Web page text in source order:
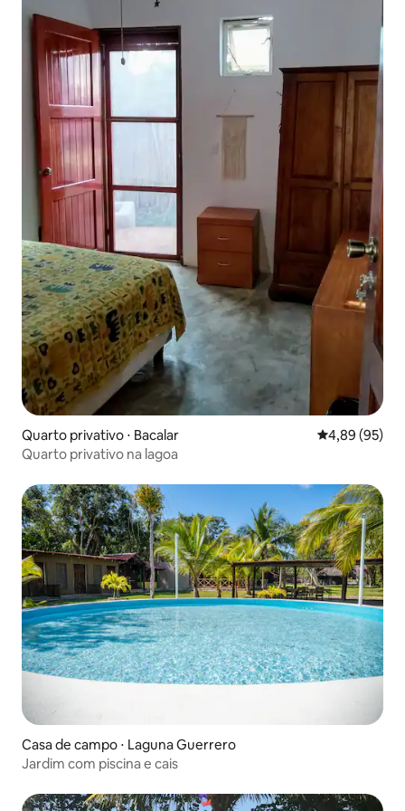
Quarto privativo ⋅ Bacalar 4,89 de uma
4,89 (95)
Quarto privativo na lagoa
Casa de campo ⋅ Laguna Guerrero
Jardim com piscina e cais